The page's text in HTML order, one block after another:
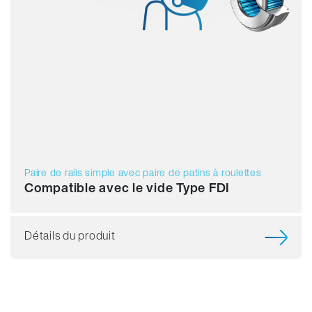
Paire de rails simple avec paire de patins à roulettes
Compatible avec le vide Type FDI
Détails du produit